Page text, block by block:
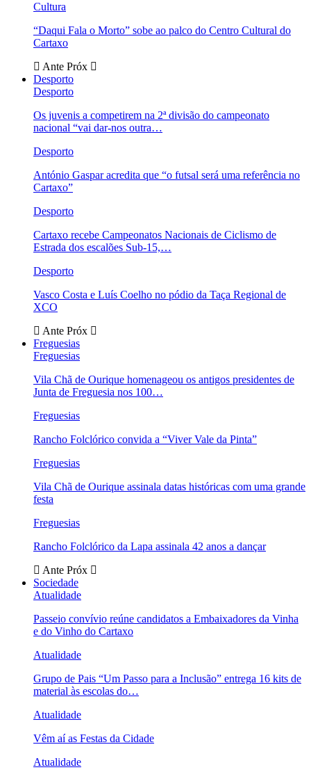
Cultura
“Daqui Fala o Morto” sobe ao palco do Centro Cultural do
Cartaxo
Ante Próx
Desporto
Desporto
Os juvenis a competirem na 2ª divisão do campeonato
nacional “vai dar-nos outra…
Desporto
António Gaspar acredita que “o futsal será uma referência no
Cartaxo”
Desporto
Cartaxo recebe Campeonatos Nacionais de Ciclismo de
Estrada dos escalões Sub-15,…
Desporto
Vasco Costa e Luís Coelho no pódio da Taça Regional de
XCO
Ante Próx
Freguesias
Freguesias
Vila Chã de Ourique homenageou os antigos presidentes de
Junta de Freguesia nos 100…
Freguesias
Rancho Folclórico convida a “Viver Vale da Pinta”
Freguesias
Vila Chã de Ourique assinala datas históricas com uma grande
festa
Freguesias
Rancho Folclórico da Lapa assinala 42 anos a dançar
Ante Próx
Sociedade
Atualidade
Passeio convívio reúne candidatos a Embaixadores da Vinha
e do Vinho do Cartaxo
Atualidade
Grupo de Pais “Um Passo para a Inclusão” entrega 16 kits de
material às escolas do…
Atualidade
Vêm aí as Festas da Cidade
Atualidade